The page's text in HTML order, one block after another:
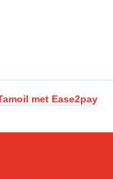
met Ease2pay